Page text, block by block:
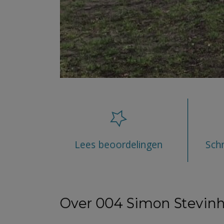
Lees beoordelingen
Over 004 Simon